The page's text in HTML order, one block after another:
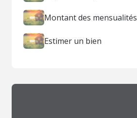
Montant des mensualités
Estimer un bien